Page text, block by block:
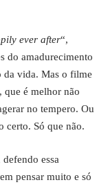
ever after“,
do amadurecimento
da vida. Mas o filme
que é melhor não
no tempero. Ou
certo. Só que não.
essa
pensar muito e só